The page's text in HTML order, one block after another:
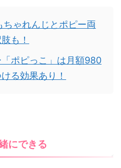
ちゃれんじとポピー両
も！
「ポピっこ」は月額980
る効果あり！
にできる